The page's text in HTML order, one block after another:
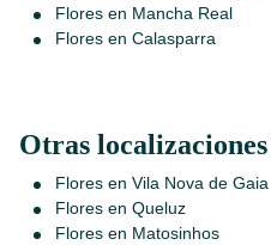
Flores en Mancha Real
Flores en Calasparra
Otras
Flores en Vila Nova de Gaia
Flores en Queluz
Flores en Matosinhos